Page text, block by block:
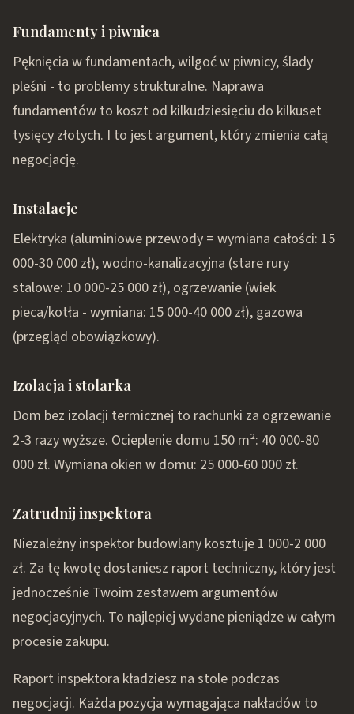
Fundamenty i piwnica
Pęknięcia w fundamentach, wilgoć w piwnicy, ślady
pleśni - to problemy strukturalne. Naprawa
fundamentów to koszt od kilkudziesięciu do kilkuset
tysięcy złotych. I to jest argument, który zmienia całą
negocjację.
Instalacje
Elektryka (aluminiowe przewody = wymiana całości: 15
000-30 000 zł), wodno-kanalizacyjna (stare rury
stalowe: 10 000-25 000 zł), ogrzewanie (wiek
pieca/kotła - wymiana: 15 000-40 000 zł), gazowa
(przegląd obowiązkowy).
Izolacja i stolarka
Dom bez izolacji termicznej to rachunki za ogrzewanie
2-3 razy wyższe. Ocieplenie domu 150 m²: 40 000-80
000 zł. Wymiana okien w domu: 25 000-60 000 zł.
Zatrudnij inspektora
Niezależny inspektor budowlany kosztuje 1 000-2 000
zł. Za tę kwotę dostaniesz raport techniczny, który jest
jednocześnie Twoim zestawem argumentów
negocjacyjnych. To najlepiej wydane pieniądze w całym
procesie zakupu.
Raport inspektora kładziesz na stole podczas
negocjacji. Każda pozycja wymagająca nakładów to